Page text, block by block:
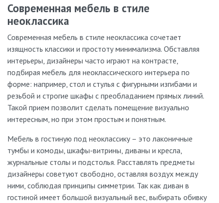
Современная мебель в стиле
неоклассика
Современная мебель в стиле неоклассика сочетает
изящность классики и простоту минимализма. Обставляя
интерьеры, дизайнеры часто играют на контрасте,
подбирая мебель для неоклассического интерьера по
форме: например, стол и стулья с фигурными изгибами и
резьбой и строгие шкафы с преобладанием прямых линий.
Такой прием позволит сделать помещение визуально
интересным, но при этом простым и понятным.
Мебель в гостиную под неоклассику – это лаконичные
тумбы и комоды, шкафы-витрины, диваны и кресла,
журнальные столы и подстолья. Расставлять предметы
дизайнеры советуют свободно, оставляя воздух между
ними, соблюдая принципы симметрии. Так как диван в
гостиной имеет большой визуальный вес, выбирать обивку